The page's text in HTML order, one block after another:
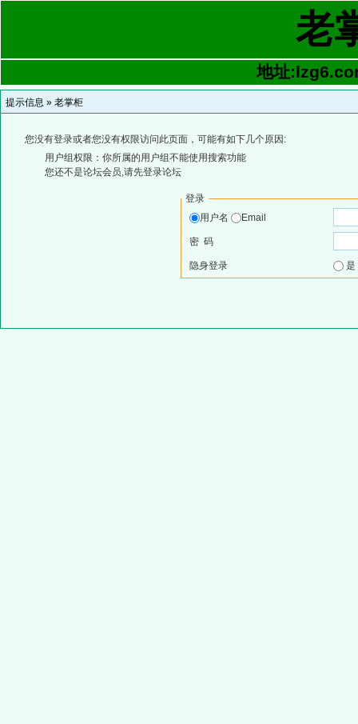
老
地址
提示信息 » 老掌柜
您没有登录或者您没有权限访问此页面，可能有如下几个原因:
用户组权限：你所属的用户组不能使用搜索功能
您还不是论坛会员,请先登录论坛
登录
用户名
Email
密 码
隐身登录